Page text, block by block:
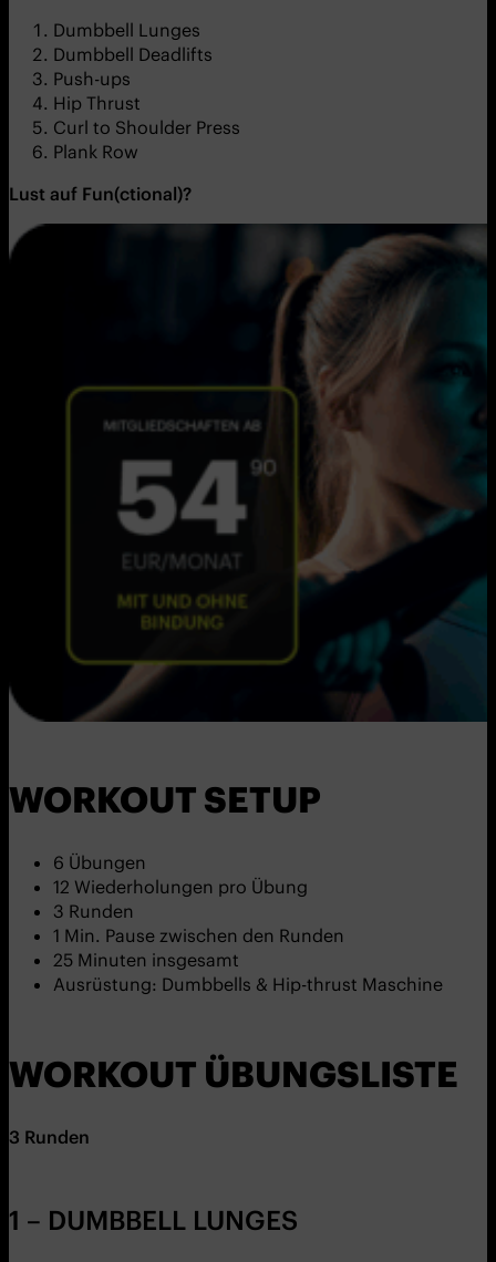
Dumbbell Lunges
Dumbbell Deadlifts
Push-ups
Hip Thrust
Curl to Shoulder Press
Plank Row
Lust auf Fun(ctional)?
WORKOUT SETUP
6 Übungen
12 Wiederholungen pro Übung
3 Runden
1 Min. Pause zwischen den Runden
25 Minuten insgesamt
Ausrüstung: Dumbbells & Hip-thrust Maschine
WORKOUT ÜBUNGSLISTE
3 Runden
1 – DUMBBELL LUNGES